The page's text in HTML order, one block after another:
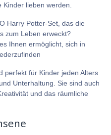
lieben werden.
Harry Potter-Set, das die
zum Leben erweckt?
Ihnen ermöglicht, sich in
perfekt für Kinder jeden Alters
Unterhaltung. Sie sind auch
und das räumliche